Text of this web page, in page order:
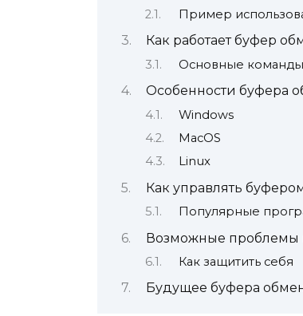
Пример
Как работает буфер
Основные
Особенности буфера
Windows
MacOS
Linux
Как управлять
Популярные
Возможные проблемы
Как защитить себя
Будущее буфера